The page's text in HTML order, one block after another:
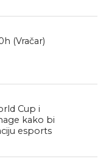
(Vračar)
Cup i
kako bi
esports